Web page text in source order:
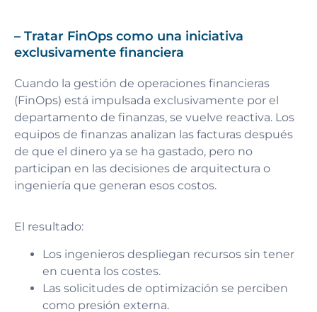
– Tratar FinOps como una iniciativa
exclusivamente financiera
Cuando la gestión de operaciones financieras
(FinOps) está impulsada exclusivamente por el
departamento de finanzas, se vuelve reactiva. Los
equipos de finanzas analizan las facturas después
de que el dinero ya se ha gastado, pero no
participan en las decisiones de arquitectura o
ingeniería que generan esos costos.
El resultado:
Los ingenieros despliegan recursos sin tener
en cuenta los costes.
Las solicitudes de optimización se perciben
como presión externa.